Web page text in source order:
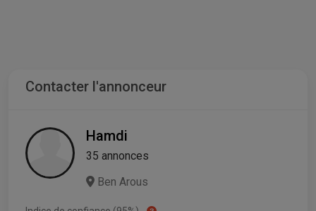
Contacter l'annonceur
Hamdi
35 annonces
Ben Arous